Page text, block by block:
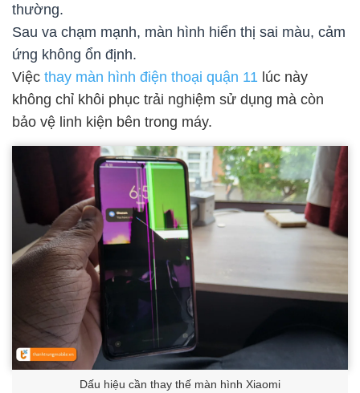
thường.
Sau va chạm mạnh, màn hình hiển thị sai màu, cảm
ứng không ổn định.
Việc thay màn hình điện thoại quận 11 lúc này
không chỉ khôi phục trải nghiệm sử dụng mà còn
bảo vệ linh kiện bên trong máy.
Dấu hiệu cần thay thế màn hình Xiaomi